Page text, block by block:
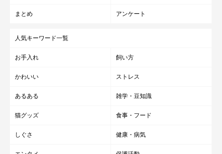
まとめ アンケート
人気キーワード一覧
お手入れ 飼い方
かわいい ストレス
あるある 雑学・豆知識
猫グッズ 食事・フード
しぐさ 健康・病気